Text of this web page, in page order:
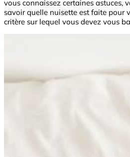
vous connaissez certaines astuces,
savoir quelle nuisette est faite pour
critère sur lequel vous devez vous